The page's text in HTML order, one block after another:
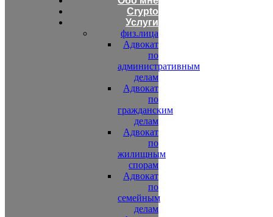
Crypto
Услуги
физ.лица
Адвокат
по
административным
делам
Адвокат
по
гражданским
делам
Адвокат
по
жилищным
спорам
Адвокат
по
семейным
делам